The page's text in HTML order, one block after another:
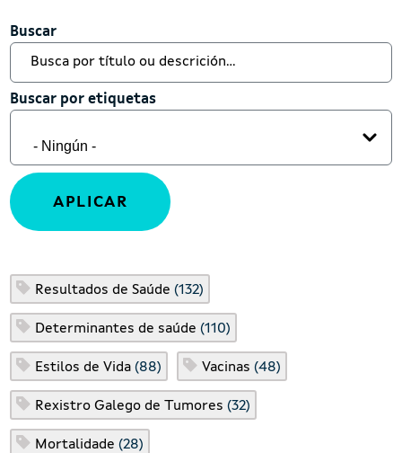
Buscar
Buscar
Buscar por etiquetas
Buscar por etiquetas
Resultados de Saúde (132)
Determinantes de saúde (110)
Estilos de Vida (88) Vacinas (48)
Rexistro Galego de Tumores (32)
Mortalidade (28)